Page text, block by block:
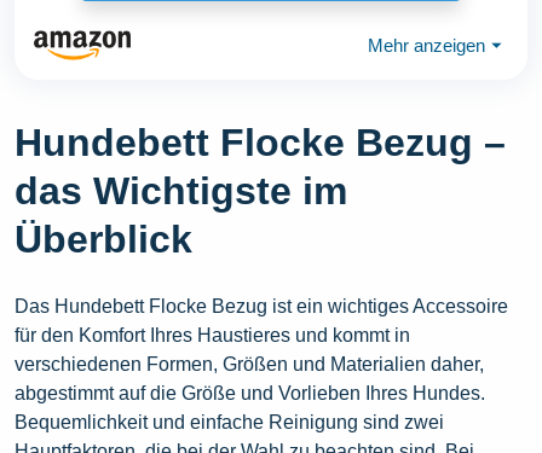
Mehr anzeigen ⏷
Hundebett Flocke Bezug –
das Wichtigste im
Überblick
Das Hundebett Flocke Bezug ist ein wichtiges Accessoire
für den Komfort Ihres Haustieres und kommt in
verschiedenen Formen, Größen und Materialien daher,
abgestimmt auf die Größe und Vorlieben Ihres Hundes.
Bequemlichkeit und einfache Reinigung sind zwei